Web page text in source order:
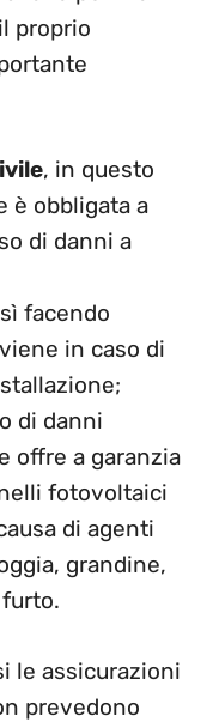
proprio
, in questo
è obbligata a
di danni a
facendo
in caso di
di danni
offre a garanzia
fotovoltaici
di agenti
grandine,
le assicurazioni
prevedono